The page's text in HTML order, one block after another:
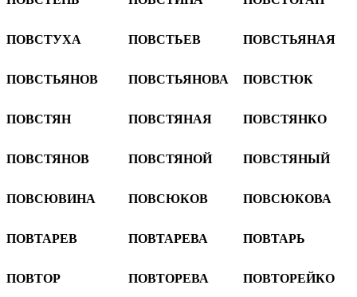
ПОВСТУХА ПОВСТЬЕВ ПОВСТЬЯНАЯ
ПОВСТЬЯНОВ ПОВСТЬЯНОВА ПОВСТЮК
ПОВСТЯН ПОВСТЯНАЯ ПОВСТЯНКО
ПОВСТЯНОВ ПОВСТЯНОЙ ПОВСТЯНЫЙ
ПОВСЮВИНА ПОВСЮКОВ ПОВСЮКОВА
ПОВТАРЕВ ПОВТАРЕВА ПОВТАРЬ
ПОВТОР ПОВТОРЕВА ПОВТОРЕЙКО